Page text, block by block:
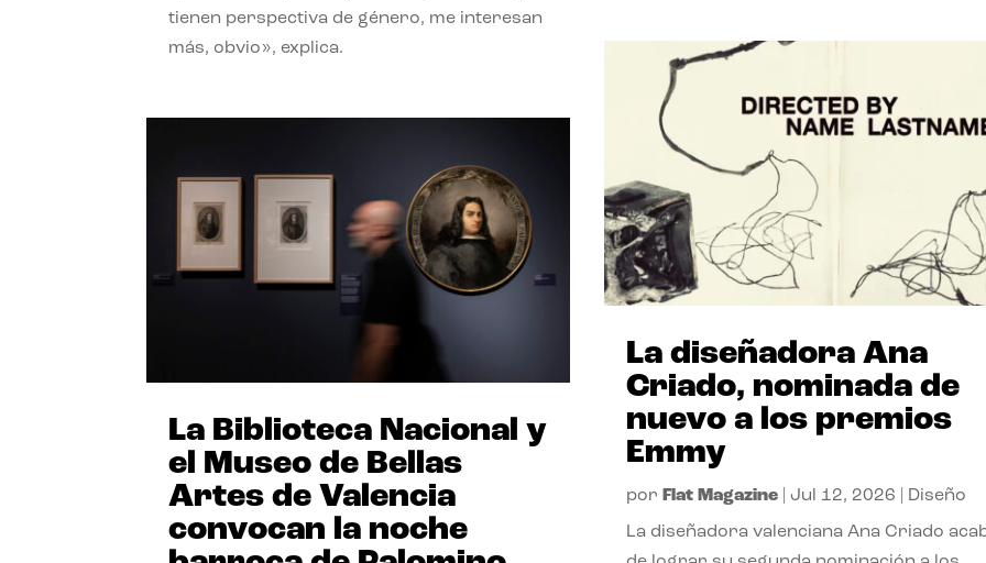
tienen perspectiva de género, me interesan
más, obvio», explica.
La Biblioteca Nacional y
el Museo de Bellas
Artes de Valencia
convocan la noche
La diseñadora Ana
Criado, nominada de
nuevo a los premios
Emmy
por Flat Magazine| Jul 12, 2026 Diseño
La diseñadora valenciana Ana Criado